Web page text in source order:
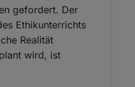
gefordert. Der
Ethikunterrichts
Realität
wird, ist